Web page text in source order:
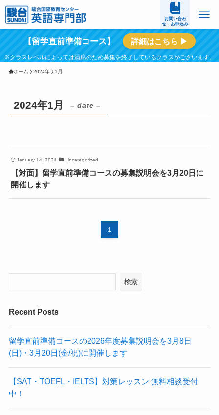
お問い合わ
せ お申込み
【留学直前準備コース】 詳細はこちら ▶
ホーム 2024年 1月
2024年1月 – date –
January 14, 2024 Uncategorized
【対面】留学直前準備コースの募集説明会を3月20日に
開催します
1
検索
Recent Posts
留学直前準備コースの2026年度募集説明会を3月8日
(日)・3月20日(金/祝)に開催します
【SAT・TOEFL・IELTS】対策レッスン 無料相談受付
中！